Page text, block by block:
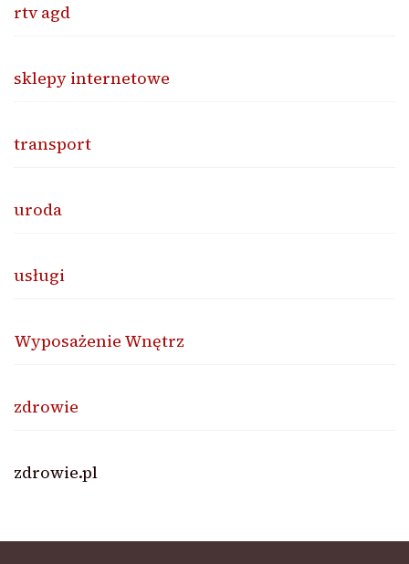
rtv agd
sklepy internetowe
transport
uroda
usługi
Wyposażenie Wnętrz
zdrowie
zdrowie.pl